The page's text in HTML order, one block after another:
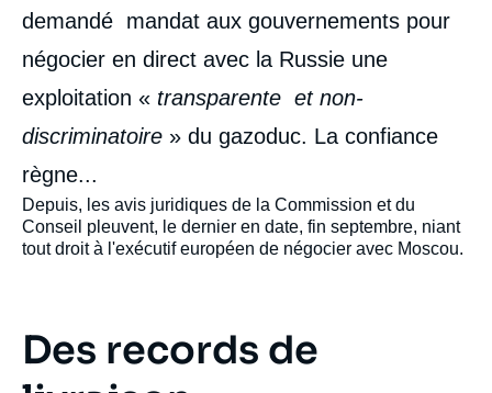
demandé mandat aux gouvernements pour
négocier en direct avec la Russie une
exploitation « transparente et non-
discriminatoire » du gazoduc. La confiance
règne...
Depuis, les avis juridiques de la Commission et du
Conseil pleuvent, le dernier en date, fin septembre, niant
tout droit à l'exécutif européen de négocier avec Moscou.
Des records de